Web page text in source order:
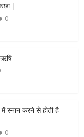
|
0
ऋषि
में स्नान करने से होती है
0